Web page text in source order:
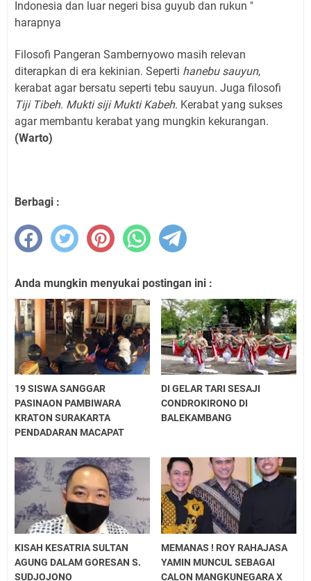
Indonesia dan luar negeri bisa guyub dan rukun "
harapnya
Filosofi Pangeran Sambernyowo masih relevan
diterapkan di era kekinian. Seperti hanebu sauyun,
kerabat agar bersatu seperti tebu sauyun. Juga filosofi
Tiji Tibeh. Mukti siji Mukti Kabeh. Kerabat yang sukses
agar membantu kerabat yang mungkin kekurangan.
(Warto)
Berbagi :
Anda mungkin menyukai postingan ini :
19 SISWA SANGGAR
PASINAON PAMBIWARA
KRATON SURAKARTA
PENDADARAN MACAPAT
DI GELAR TARI SESAJI
CONDROKIRONO DI
BALEKAMBANG
KISAH KESATRIA SULTAN
AGUNG DALAM GORESAN S.
SUDJOJONO
MEMANAS ! ROY RAHAJASA
YAMIN MUNCUL SEBAGAI
CALON MANGKUNEGARA X